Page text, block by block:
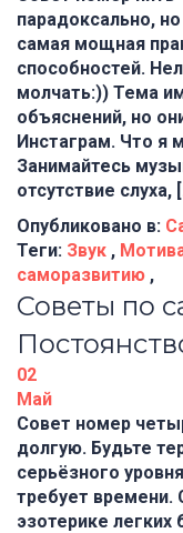
парадоксально,
самая мощная
способностей.
молчать:)) Тема
объяснений, но
Инстаграм. Что я
Занимайтесь
отсутствие слуха,
Опубликовано в:
Теги: Звук ,
саморазвитию ,
Советы по
02
Май
Совет номер
долгую. Будьте
серьёзного
требует времени.
эзотерике